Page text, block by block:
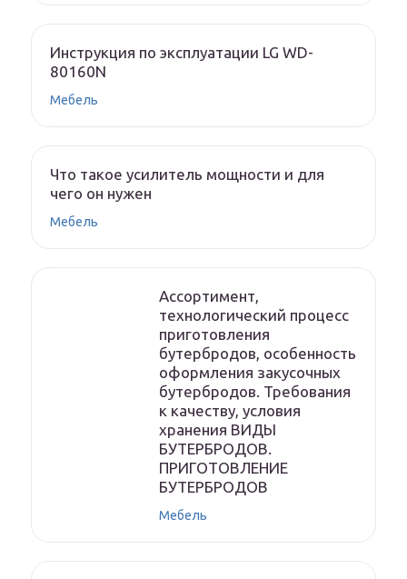
Инструкция по эксплуатации LG WD-
80160N
Мебель
Что такое усилитель мощности и для
чего он нужен
Мебель
Ассортимент,
технологический процесс
приготовления
бутербродов, особенность
оформления закусочных
бутербродов. Требования
к качеству, условия
хранения ВИДЫ
БУТЕРБРОДОВ.
ПРИГОТОВЛЕНИЕ
БУТЕРБРОДОВ
Мебель